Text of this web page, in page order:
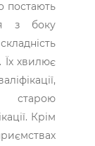
постають
з боку
Їх хвилює
старою
Крім